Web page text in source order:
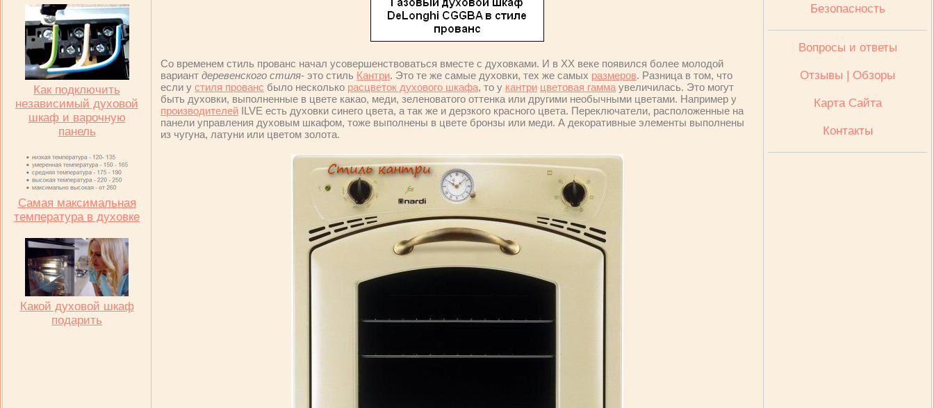
Как подключить
независимый духовой
шкаф и варочную
панель
Самая максимальная
температура в духовке
Какой духовой шкаф
подарить
Со временем стиль прованс начал усовершенствоваться вместе с духовками. И в XX веке появился более молодой
вариант деревенского стиля- это стиль Кантри. Это те же самые духовки, тех же самых размеров. Разница в том, что
если у стиля прованс было несколько расцветок духового шкафа, то у кантри цветовая гамма увеличилась. Это могут
быть духовки, выполненные в цвете какао, меди, зеленоватого оттенка или другими необычными цветами. Например у
производителей ILVE есть духовки синего цвета, а так же и дерзкого красного цвета. Переключатели, расположенные на
панели управления духовым шкафом, тоже выполнены в цвете бронзы или меди. А декоративные элементы выполнены
из чугуна, латуни или цветом золота.
Безопасность
Вопросы и ответы
Отзывы | Обзоры
Карта Сайта
Контакты